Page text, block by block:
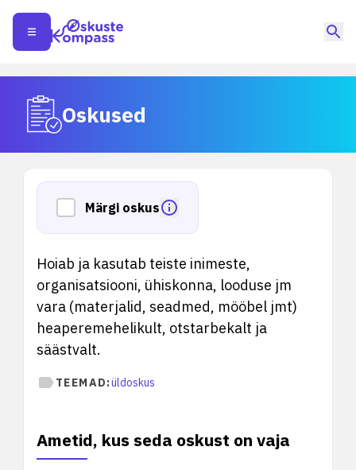
Oskused
Märgi oskus
Hoiab ja kasutab teiste inimeste,
organisatsiooni, ühiskonna, looduse jm
vara (materjalid, seadmed, mööbel jmt)
heaperemehelikult, otstarbekalt ja
säästvalt.
TEEMAD:üldoskus
Ametid, kus seda oskust on vaja